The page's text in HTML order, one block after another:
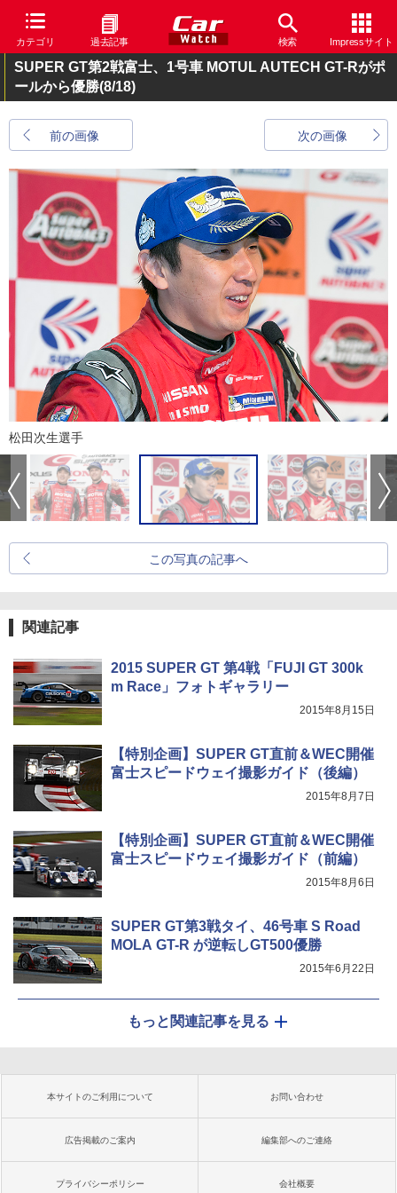
カテゴリ 過去記事 検索 Impressサイト
SUPER GT第2戦富士、1号車 MOTUL AUTECH GT-Rがポ
ールから優勝(8/18)
前の画像 次の画像
松田次生選手
この写真の記事へ
関連記事
2015 SUPER GT 第4戦「FUJI GT 300k
m Race」フォトギャラリー
2015年8月15日
【特別企画】SUPER GT直前＆WEC開催
富士スピードウェイ撮影ガイド（後編）
2015年8月7日
【特別企画】SUPER GT直前＆WEC開催
富士スピードウェイ撮影ガイド（前編）
2015年8月6日
SUPER GT第3戦タイ、46号車 S Road
MOLA GT-R が逆転しGT500優勝
2015年6月22日
もっと関連記事を見る
本サイトのご利用について お問い合わせ
広告掲載のご案内 編集部へのご連絡
プライバシーポリシー 会社概要